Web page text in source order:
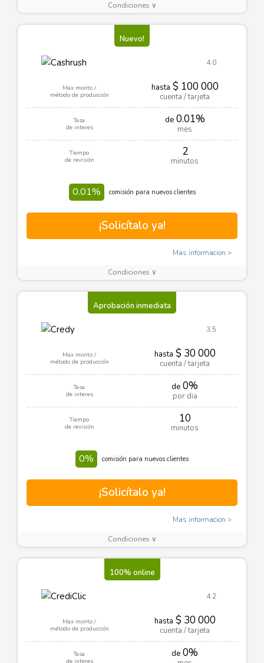
Condiciones ∨
Nuevo!
4.0
Max monto /
método de producción
hasta $ 100 000
cuenta / tarjeta
Tasa
de interes
de0.01%
mes
Tiempo
de revisión
2
minutos
0.01% comisión para nuevos clientes
¡Solicítalo ya!
Mas informacion
Condiciones ∨
Aprobación inmediata
3.5
Max monto /
método de producción
hasta $ 30 000
cuenta / tarjeta
Tasa
de interes
de 0%
por dia
Tiempo
de revisión
10
minutos
0% comisión para nuevos clientes
¡Solicítalo ya!
Mas informacion
Condiciones ∨
100% online
4.2
Max monto /
método de producción
hasta $ 30 000
cuenta / tarjeta
Tasa
de interes
de 0%